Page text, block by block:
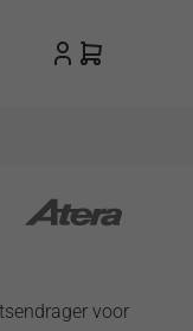
voor